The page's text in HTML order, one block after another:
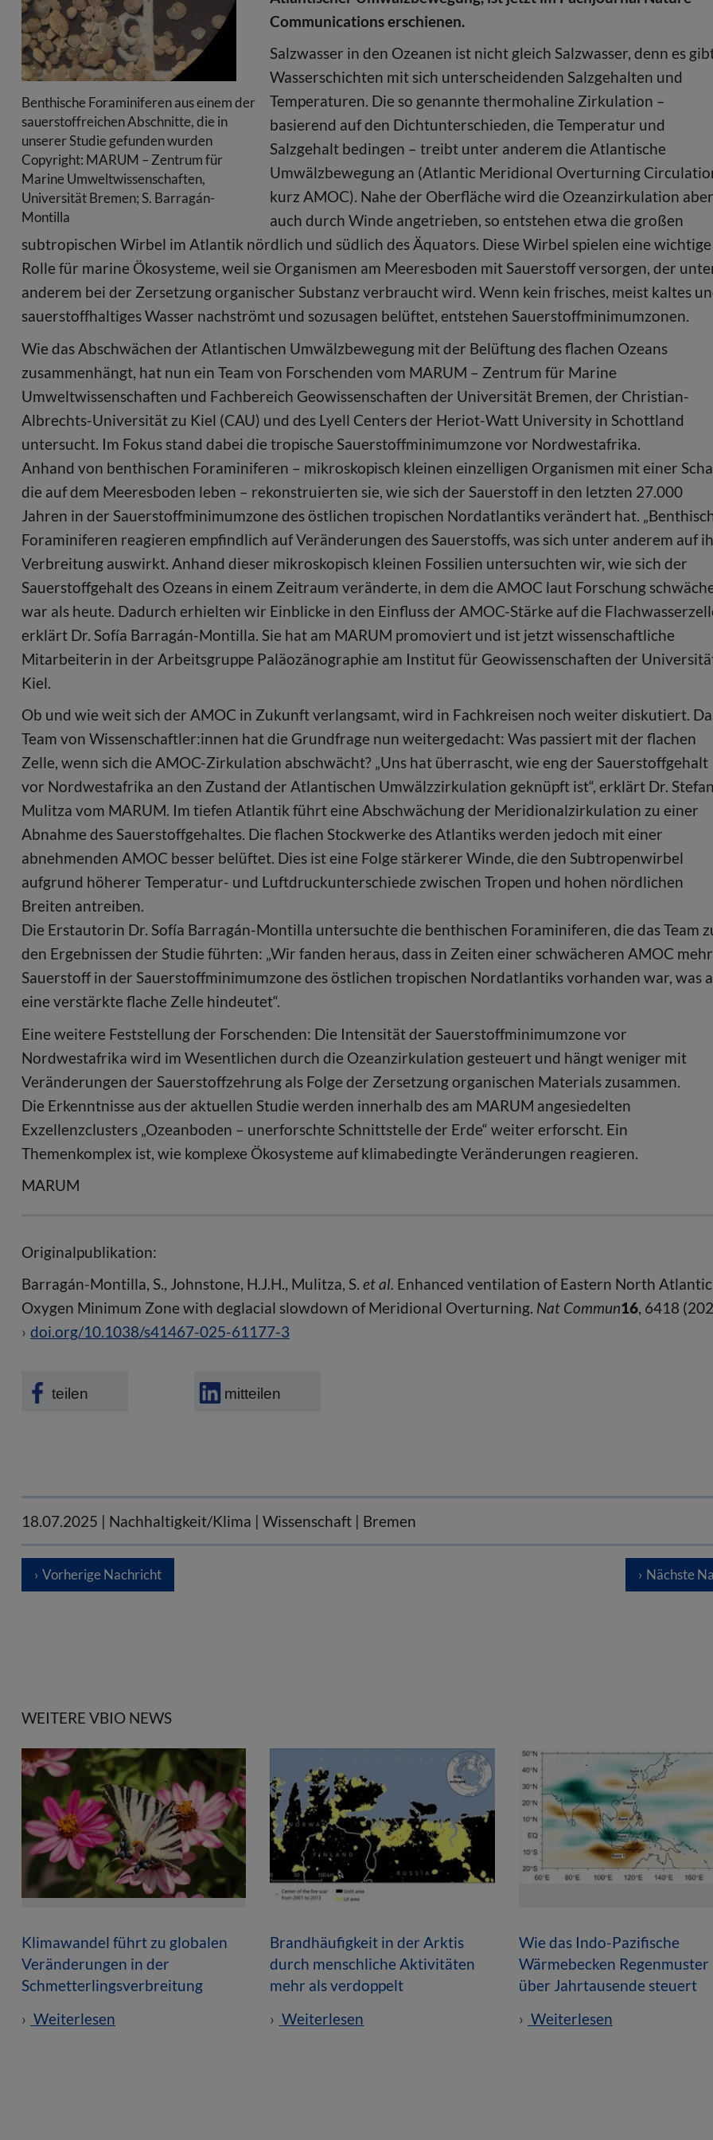
Benthische Foraminiferen aus einem der
sauerstoffreichen Abschnitte, die in
unserer Studie gefunden wurden
Copyright: MARUM – Zentrum für
Marine Umweltwissenschaften,
Universität Bremen; S. Barragán-
Montilla
Communications erschienen.
Salzwasser in den Ozeanen ist nicht gleich Salzwasser, denn es
Wasserschichten mit sich unterscheidenden Salzgehalten und
Temperaturen. Die so genannte thermohaline Zirkulation –
basierend auf den Dichtunterschieden, die Temperatur und
Salzgehalt bedingen – treibt unter anderem die Atlantische
Umwälzbewegung an (Atlantic Meridional Overturning
kurz AMOC). Nahe der Oberfläche wird die Ozeanzirkulation
auch durch Winde angetrieben, so entstehen etwa die großen
subtropischen Wirbel im Atlantik nördlich und südlich des Äquators. Diese Wirbel spielen eine wichtige
Rolle für marine Ökosysteme, weil sie Organismen am Meeresboden mit Sauerstoff versorgen, der
anderem bei der Zersetzung organischer Substanz verbraucht wird. Wenn kein frisches, meist kaltes
sauerstoffhaltiges Wasser nachströmt und sozusagen belüftet, entstehen Sauerstoffminimumzonen.
Wie das Abschwächen der Atlantischen Umwälzbewegung mit der Belüftung des flachen Ozeans
zusammenhängt, hat nun ein Team von Forschenden vom MARUM – Zentrum für Marine
Umweltwissenschaften und Fachbereich Geowissenschaften der Universität Bremen, der Christian-
Albrechts-Universität zu Kiel (CAU) und des Lyell Centers der Heriot-Watt University in Schottland
untersucht. Im Fokus stand dabei die tropische Sauerstoffminimumzone vor Nordwestafrika.
Anhand von benthischen Foraminiferen – mikroskopisch kleinen einzelligen Organismen mit einer
die auf dem Meeresboden leben – rekonstruierten sie, wie sich der Sauerstoff in den letzten 27.000
Jahren in der Sauerstoffminimumzone des östlichen tropischen Nordatlantiks verändert hat.
Foraminiferen reagieren empfindlich auf Veränderungen des Sauerstoffs, was sich unter anderem auf
Verbreitung auswirkt. Anhand dieser mikroskopisch kleinen Fossilien untersuchten wir, wie sich der
Sauerstoffgehalt des Ozeans in einem Zeitraum veränderte, in dem die AMOC laut Forschung
war als heute. Dadurch erhielten wir Einblicke in den Einfluss der AMOC-Stärke auf die
erklärt Dr. Sofía Barragán-Montilla. Sie hat am MARUM promoviert und ist jetzt wissenschaftliche
Mitarbeiterin in der Arbeitsgruppe Paläozänographie am Institut für Geowissenschaften der
Kiel.
Ob und wie weit sich der AMOC in Zukunft verlangsamt, wird in Fachkreisen noch weiter diskutiert.
Team von Wissenschaftler:innen hat die Grundfrage nun weitergedacht: Was passiert mit der flachen
Zelle, wenn sich die AMOC-Zirkulation abschwächt? „Uns hat überrascht, wie eng der Sauerstoffgehalt
vor Nordwestafrika an den Zustand der Atlantischen Umwälzzirkulation geknüpft ist“, erklärt Dr.
Mulitza vom MARUM. Im tiefen Atlantik führt eine Abschwächung der Meridionalzirkulation zu einer
Abnahme des Sauerstoffgehaltes. Die flachen Stockwerke des Atlantiks werden jedoch mit einer
abnehmenden AMOC besser belüftet. Dies ist eine Folge stärkerer Winde, die den Subtropenwirbel
aufgrund höherer Temperatur- und Luftdruckunterschiede zwischen Tropen und hohen nördlichen
Breiten antreiben.
Die Erstautorin Dr. Sofía Barragán-Montilla untersuchte die benthischen Foraminiferen, die das Team
den Ergebnissen der Studie führten: „Wir fanden heraus, dass in Zeiten einer schwächeren AMOC mehr
Sauerstoff in der Sauerstoffminimumzone des östlichen tropischen Nordatlantiks vorhanden war, was
eine verstärkte flache Zelle hindeutet“.
Eine weitere Feststellung der Forschenden: Die Intensität der Sauerstoffminimumzone vor
Nordwestafrika wird im Wesentlichen durch die Ozeanzirkulation gesteuert und hängt weniger mit
Veränderungen der Sauerstoffzehrung als Folge der Zersetzung organischen Materials zusammen.
Die Erkenntnisse aus der aktuellen Studie werden innerhalb des am MARUM angesiedelten
Exzellenzclusters „Ozeanboden – unerforschte Schnittstelle der Erde“ weiter erforscht. Ein
Themenkomplex ist, wie komplexe Ökosysteme auf klimabedingte Veränderungen reagieren.
MARUM
Originalpublikation:
Barragán-Montilla, S., Johnstone, H.J.H., Mulitza, S. et al. Enhanced ventilation of Eastern North Atlantic
Oxygen Minimum Zone with deglacial slowdown of Meridional Overturning. Nat Commun16, 6418
doi.org/10.1038/s41467-025-61177-3
teilen mitteilen
18.07.2025 | Nachhaltigkeit/Klima | Wissenschaft | Bremen
Vorherige Nachricht Nächste
WEITERE VBIO NEWS
Klimawandel führt zu globalen
Veränderungen in der
Schmetterlingsverbreitung
Weiterlesen
Brandhäufigkeit in der Arktis
durch menschliche Aktivitäten
mehr als verdoppelt
Weiterlesen
Wie das Indo-Pazifische
Wärmebecken Regenmuster
über Jahrtausende steuert
Weiterlesen